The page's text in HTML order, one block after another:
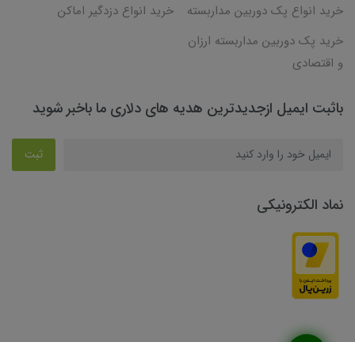
خرید انواع پک دوربین مداربسته
خرید انواع دزدگیر اماکن
خرید پک دوربین مداربسته ارزان
و اقتصادی
باثبت ایمیل ازجدیدترین هدیه های دلاری ما باخبر شوید
ثبت
نماد الکترونیکی